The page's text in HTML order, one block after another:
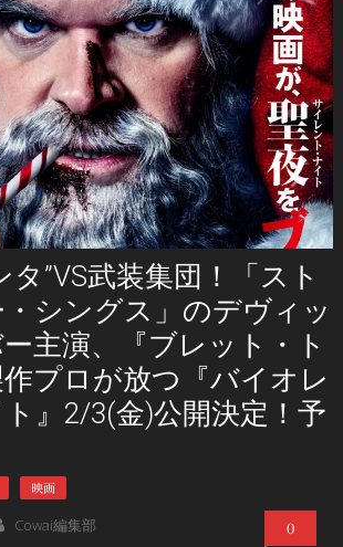
タ”VS武装集団！「スト
シングス」のデヴィッ
主演、『ブレット・ト
プロが放つ『バイオレ
』2/3(金)公開決定！予
映画
Cowai編集部 0